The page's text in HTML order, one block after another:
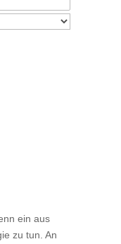
ein aus
zu tun. An